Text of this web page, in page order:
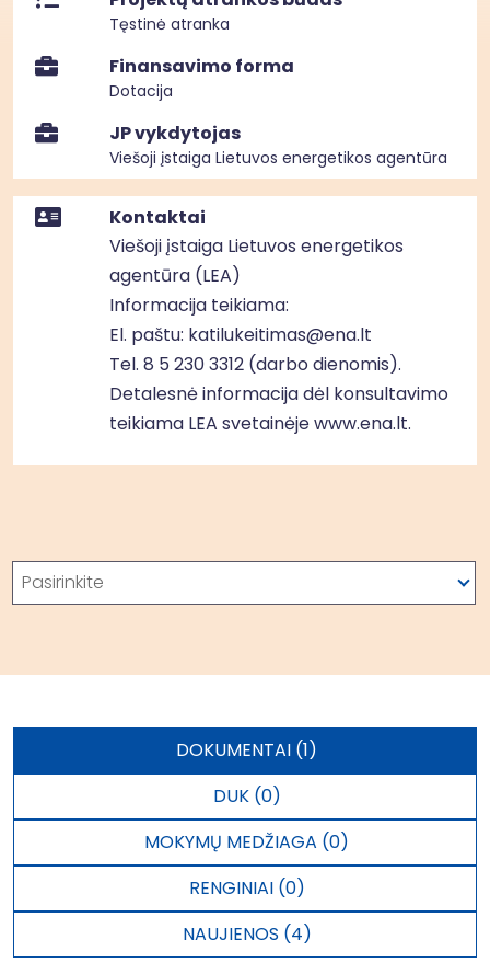
Tęstinė atranka
Finansavimo forma
Dotacija
JP vykdytojas
Viešoji įstaiga Lietuvos energetikos agentūra
Kontaktai
Viešoji įstaiga Lietuvos energetikos
agentūra (LEA)
Informacija teikiama:
El. paštu: katilukeitimas@ena.lt
Tel. 8 5 230 3312(darbo dienomis).
Detalesnė informacija dėl konsultavimo
teikiama LEA svetainėjewww.ena.lt.
Paieška
Pasirinkite
DOKUMENTAI (1)
DUK (0)
MOKYMŲ MEDŽIAGA (0)
RENGINIAI (0)
NAUJIENOS (4)